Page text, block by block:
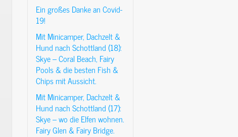
Ein großes Danke an Covid-
19!
Mit Minicamper, Dachzelt &
Hund nach Schottland (18):
Skye – Coral Beach, Fairy
Pools & die besten Fish &
Chips mit Aussicht.
Mit Minicamper, Dachzelt &
Hund nach Schottland (17):
Skye – wo die Elfen wohnen.
Fairy Glen & Fairy Bridge.